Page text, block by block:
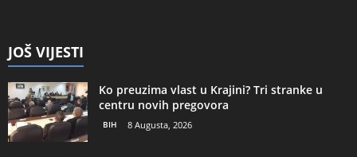
JOŠ VIJESTI
Ko preuzima vlast u Krajini? Tri stranke u
centru novih pregovora
BIH 8 Augusta, 2026